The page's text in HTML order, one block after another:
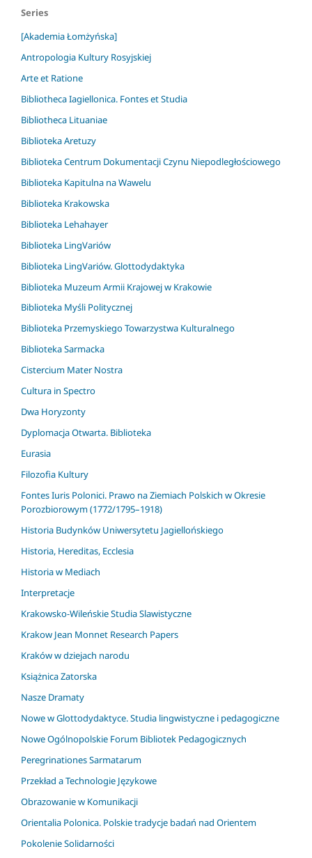
Series
[Akademia Łomżyńska]
Antropologia Kultury Rosyjskiej
Arte et Ratione
Bibliotheca Iagiellonica. Fontes et Studia
Bibliotheca Lituaniae
Biblioteka Aretuzy
Biblioteka Centrum Dokumentacji Czynu Niepodległościowego
Biblioteka Kapitulna na Wawelu
Biblioteka Krakowska
Biblioteka Lehahayer
Biblioteka LingVariów
Biblioteka LingVariów. Glottodydaktyka
Biblioteka Muzeum Armii Krajowej w Krakowie
Biblioteka Myśli Politycznej
Biblioteka Przemyskiego Towarzystwa Kulturalnego
Biblioteka Sarmacka
Cistercium Mater Nostra
Cultura in Spectro
Dwa Horyzonty
Dyplomacja Otwarta. Biblioteka
Eurasia
Filozofia Kultury
Fontes Iuris Polonici. Prawo na Ziemiach Polskich w Okresie
Porozbiorowym (1772/1795–1918)
Historia Budynków Uniwersytetu Jagiellońskiego
Historia, Hereditas, Ecclesia
Historia w Mediach
Interpretacje
Krakowsko-Wileńskie Studia Slawistyczne
Krakow Jean Monnet Research Papers
Kraków w dziejach narodu
Książnica Zatorska
Nasze Dramaty
Nowe w Glottodydaktyce. Studia lingwistyczne i pedagogiczne
Nowe Ogólnopolskie Forum Bibliotek Pedagogicznych
Peregrinationes Sarmatarum
Przekład a Technologie Językowe
Obrazowanie w Komunikacji
Orientalia Polonica. Polskie tradycje badań nad Orientem
Pokolenie Solidarności